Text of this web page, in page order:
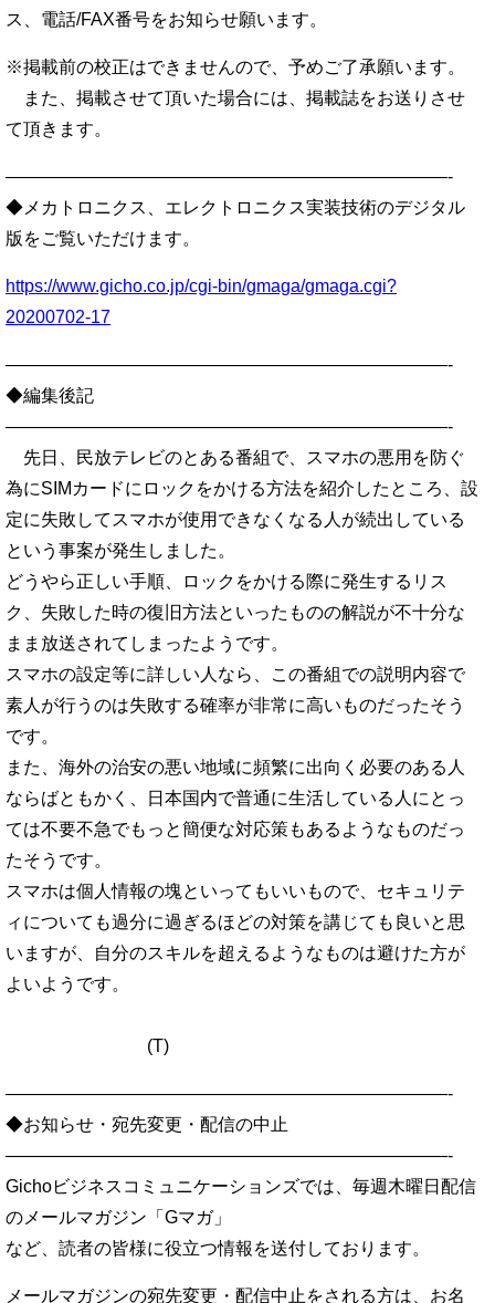
ス、電話/FAX番号をお知らせ願います。
※掲載前の校正はできませんので、予めご了承願います。
また、掲載させて頂いた場合には、掲載誌をお送りさせ
て頂きます。
—————————————————————————-
◆メカトロニクス、エレクトロニクス実装技術のデジタル
版をご覧いただけます。
https://www.gicho.co.jp/cgi-bin/gmaga/gmaga.cgi?
20200702-17
—————————————————————————-
◆編集後記
—————————————————————————-
先日、民放テレビのとある番組で、スマホの悪用を防ぐ
為にSIMカードにロックをかける方法を紹介したところ、設
定に失敗してスマホが使用できなくなる人が続出している
という事案が発生しました。
どうやら正しい手順、ロックをかける際に発生するリス
ク、失敗した時の復旧方法といったものの解説が不十分な
まま放送されてしまったようです。
スマホの設定等に詳しい人なら、この番組での説明内容で
素人が行うのは失敗する確率が非常に高いものだったそう
です。
また、海外の治安の悪い地域に頻繁に出向く必要のある人
ならばともかく、日本国内で普通に生活している人にとっ
ては不要不急でもっと簡便な対応策もあるようなものだっ
たそうです。
スマホは個人情報の塊といってもいいもので、セキュリテ
ィについても過分に過ぎるほどの対策を講じても良いと思
いますが、自分のスキルを超えるようなものは避けた方が
よいようです。
(T)
—————————————————————————-
◆お知らせ・宛先変更・配信の中止
—————————————————————————-
Gichoビジネスコミュニケーションズでは、毎週木曜日配信
のメールマガジン「Gマガ」
など、読者の皆様に役立つ情報を送付しております。
メールマガジンの宛先変更・配信中止をされる方は、お名